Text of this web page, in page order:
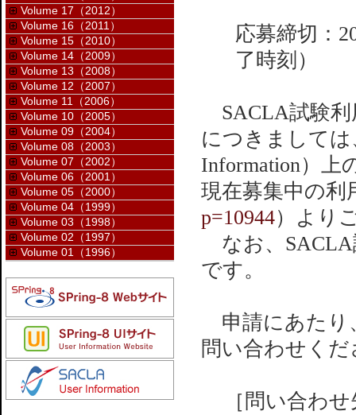
応募締切：
了時刻）
SACLA試験利
につきましては
Information）上
現在募集中の利
p=10944）より
なお、SACLA
です。
申請にあたり
問い合わせくだ
［問い合わ
Volume 17（2012）
Volume 16（2011）
Volume 15（2010）
Volume 14（2009）
Volume 13（2008）
Volume 12（2007）
Volume 11（2006）
Volume 10（2005）
Volume 09（2004）
Volume 08（2003）
Volume 07（2002）
Volume 06（2001）
Volume 05（2000）
Volume 04（1999）
Volume 03（1998）
Volume 02（1997）
Volume 01（1996）